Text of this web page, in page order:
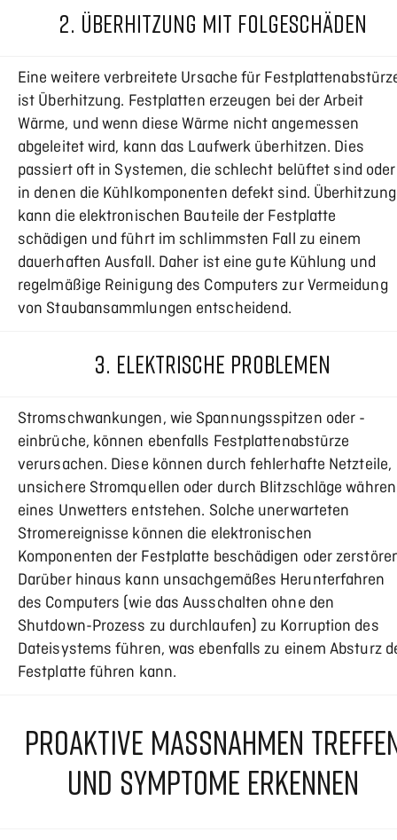
2. ÜBERHITZUNG MIT FOLGESCHÄDEN
Eine weitere verbreitete Ursache für
ist Überhitzung. Festplatten erzeugen bei der Arbeit
Wärme, und wenn diese Wärme nicht angemessen
abgeleitet wird, kann das Laufwerk überhitzen. Dies
passiert oft in Systemen, die schlecht belüftet sind oder
in denen die Kühlkomponenten defekt sind. Überhitzung
kann die elektronischen Bauteile der Festplatte
schädigen und führt im schlimmsten Fall zu einem
dauerhaften Ausfall. Daher ist eine gute Kühlung und
regelmäßige Reinigung des Computers zur Vermeidung
von Staubansammlungen entscheidend.
3. ELEKTRISCHE PROBLEMEN
Stromschwankungen, wie Spannungsspitzen oder -
einbrüche, können ebenfalls Festplattenabstürze
verursachen. Diese können durch fehlerhafte Netzteile,
unsichere Stromquellen oder durch Blitzschläge
eines Unwetters entstehen. Solche unerwarteten
Stromereignisse können die elektronischen
Komponenten der Festplatte beschädigen oder
Darüber hinaus kann unsachgemäßes Herunterfahren
des Computers (wie das Ausschalten ohne den
Shutdown-Prozess zu durchlaufen) zu Korruption des
Dateisystems führen, was ebenfalls zu einem Absturz
Festplatte führen kann.
PROAKTIVE MASSNAHMEN TREFFEN
ND SYMPTOME ERKENNEN